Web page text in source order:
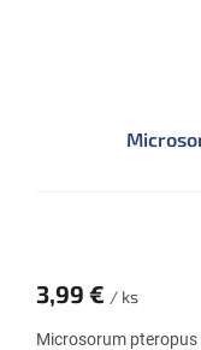
3,99 € / ks
Microsorum pteropus